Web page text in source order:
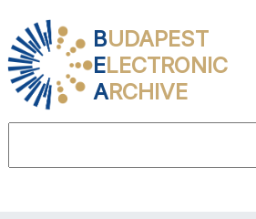
BUDAPEST
ELECTRONIC
ARCHIVE